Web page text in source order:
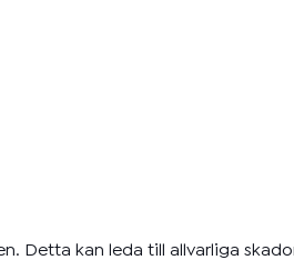
Detta kan leda till allvarliga